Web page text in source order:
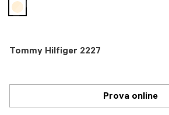
Tommy Hilfiger 2227
selected
Prova online